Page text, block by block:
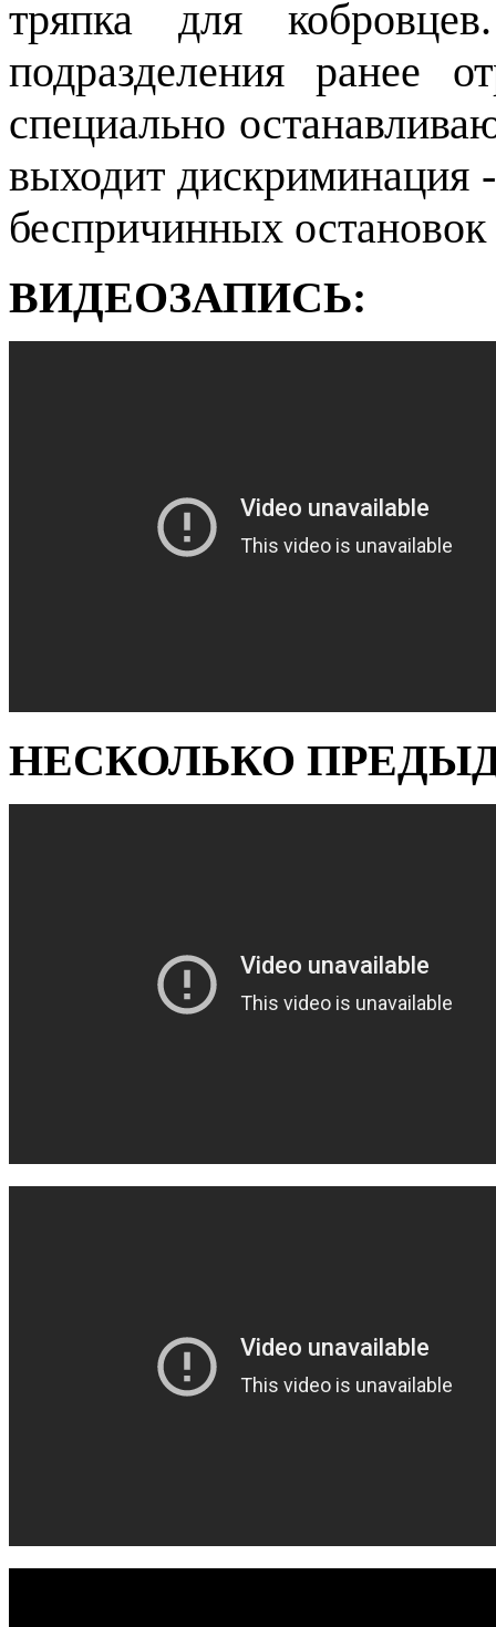
тряпка для
подразделения ранее
специально
выходит дискриминация
беспричинных
ВИДЕОЗАПИСЬ:
НЕСКОЛЬКО